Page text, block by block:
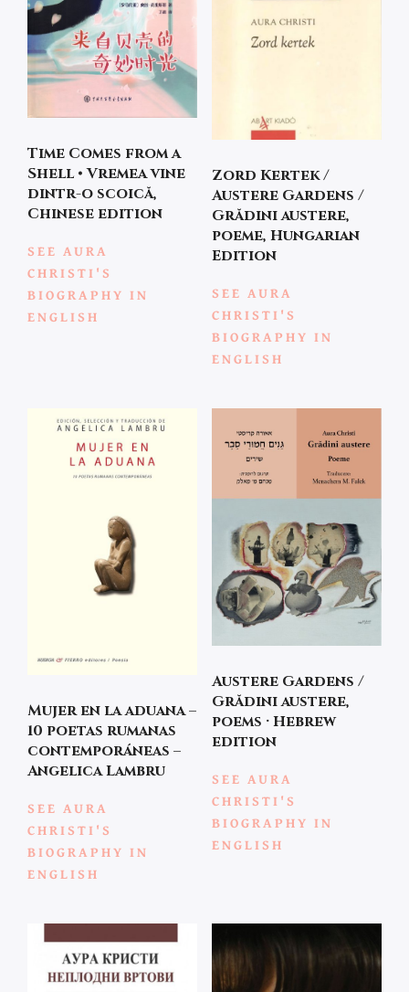
Time Comes from a
Shell • Vremea vine
dintr-o scoică,
Chinese edition
SEE AURA
CHRISTI'S
BIOGRAPHY IN
ENGLISH
Zord Kertek /
Austere Gardens /
Grădini austere,
poeme, Hungarian
Edition
SEE AURA
CHRISTI'S
BIOGRAPHY IN
ENGLISH
Mujer en la aduana –
10 poetas rumanas
contemporáneas –
Angelica Lambru
SEE AURA
CHRISTI'S
BIOGRAPHY IN
ENGLISH
Austere Gardens /
Grădini austere,
poems · Hebrew
edition
SEE AURA
CHRISTI'S
BIOGRAPHY IN
ENGLISH